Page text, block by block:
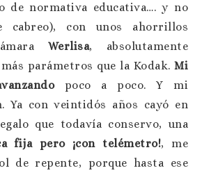
de normativa educativa…. y no
cabreo), con unos ahorrillos
Werlisa, absolutamente
parámetros que la Kodak. Mi
poco a poco. Y mi
Ya con veintidós años cayó en
que todavía conservo, una
fija pero ¡con telémetro!, me
de repente, porque hasta ese